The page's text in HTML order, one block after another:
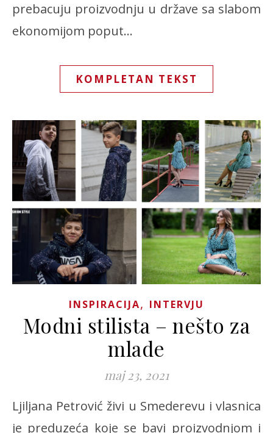
prebacuju proizvodnju u države sa slabom
ekonomijom poput…
KOMPLETAN TEKST
INSPIRACIJA, INTERVJU
Modni stilista – nešto za
mlade
maj 23, 2021
Ljiljana Petrović živi u Smederevu i vlasnica
je preduzeća koje se bavi proizvodnjom i